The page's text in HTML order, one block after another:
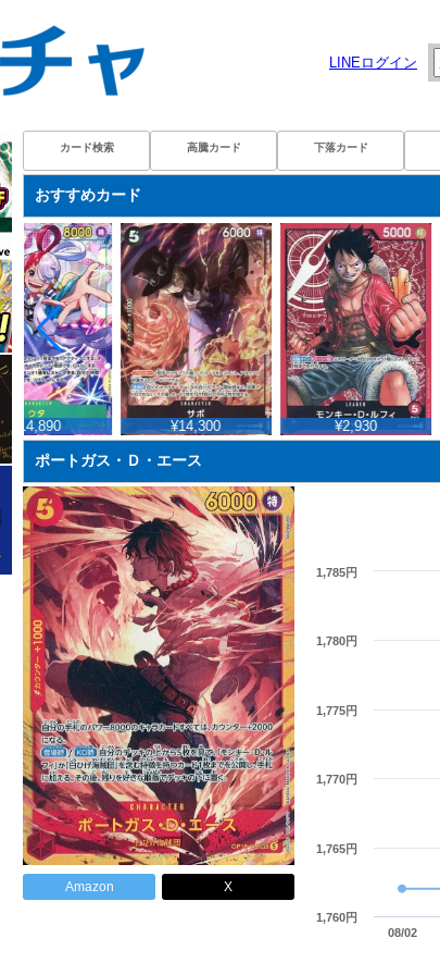
LINEログイン
カード検索 高騰カード 下落カード
おすすめカード
¥14,890 ¥14,300 ¥2,930
ポートガス・Ｄ・エース
Amazon X
08/02
1,760円
1,765円
1,770円
1,775円
1,780円
1,785円